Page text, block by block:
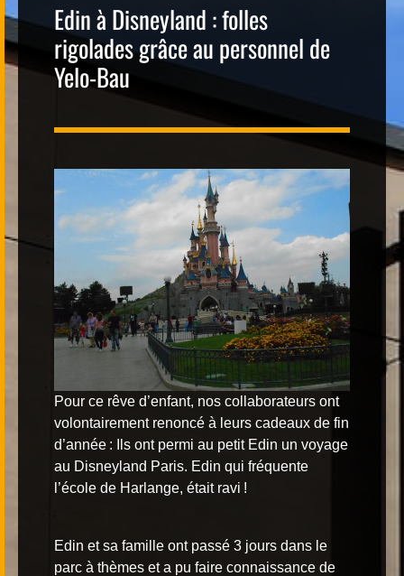
| DE
Carrière
Edin à Disneyland : folles
rigolades grâce au personnel de
Yelo-Bau
Pour ce rêve d’enfant, nos collaborateurs ont
volontairement renoncé à leurs cadeaux de fin
d’année : Ils ont permi au petit Edin un voyage
au Disneyland Paris. Edin qui fréquente
l’école de Harlange, était ravi !
Edin et sa famille ont passé 3 jours dans le
parc à thèmes et a pu faire connaissance de